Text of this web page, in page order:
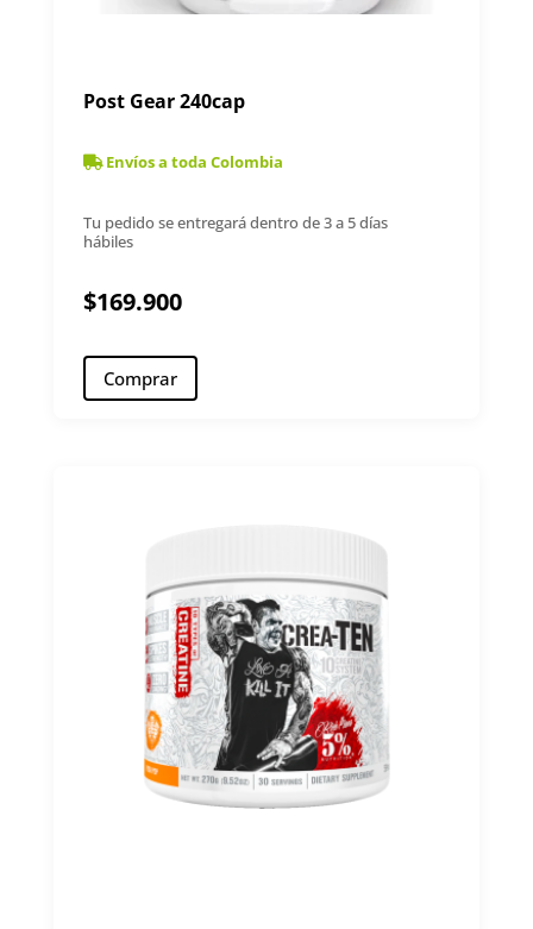
Post Gear 240cap
Envíos a toda Colombia
Tu pedido se entregará dentro de 3 a 5 días
hábiles
$169.900
Comprar